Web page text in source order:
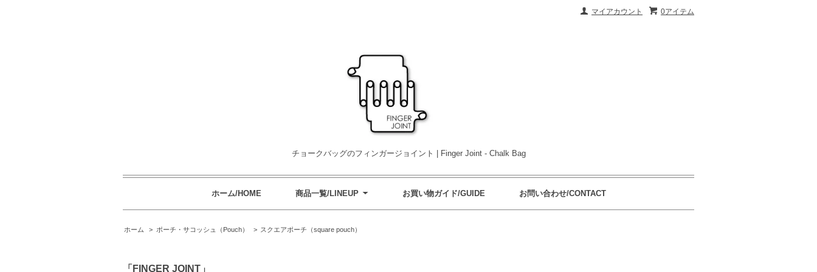
0アイテム
マイアカウント
チョークバッグのフィンガージョイント | Finger Joint - Chalk Bag
ホーム/HOME 商品一覧/LINEUP お買い物ガイド/GUIDE お問い合わせ/CONTACT
ホーム > ポーチ・サコッシュ（Pouch） > スクエアポーチ（square pouch）
「FINGER JOINT」